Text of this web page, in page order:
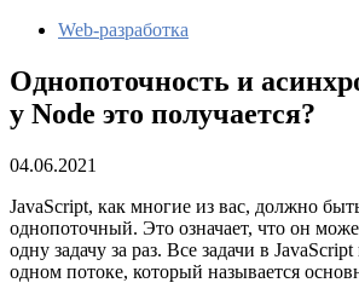
Web-разработка
Однопоточность и
у Node это получается?
04.06.2021
JavaScript, как многие из вас, должно
однопоточный. Это означает, что он
одну задачу за раз. Все задачи в
одном потоке, который называется